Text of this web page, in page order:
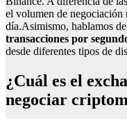
el volumen de negociación
día.Asimismo, hablamos
transacciones por
desde diferentes tipos de
¿Cuál es el
negociar